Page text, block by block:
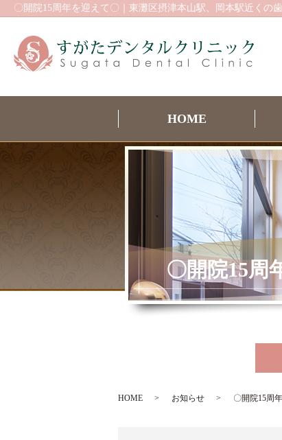
〇開院15周年を迎えて〇｜東灘区摂津本山駅、岡本駅近くの
HOME
〇開院15周
HOME お知らせ 〇開院15周